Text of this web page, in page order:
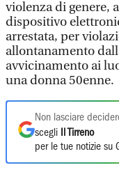
violenza di genere,
dispositivo
arrestata, per
allontanamento
avvicinamento ai
una donna 50enne.
Non lasciare
scegli
Il Tirreno
per le tue notizie su